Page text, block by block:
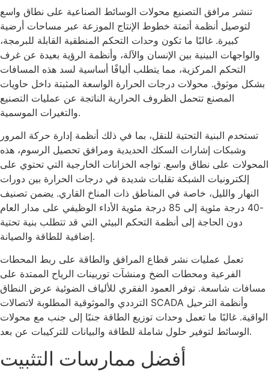
تنشر مرافق التصنيع محولات الوسائط الصناعية على نطاق واسع
لتوصيل أنظمة أتمتة خطوط الإنتاج الموزعة عبر مساحات أرضية
كبيرة. غالبًا ما تكون وحدات التحكم المنطقية القابلة للبرمجة،
والواجهات البينية بين الإنسان والآلة، وأنظمة الرؤية بعيدة عن غرف
التحكم المركزية، مما يتطلب أليافًا أساسية لسد هذه المسافات
بشكل موثوق. محولات درجات الحرارة الواسعة المثبتة داخل حاويات
المصنع تتحمل الظروف الحرارية الناتجة عن عمليات التصنيع
والتغيرات الموسمية.
تستخدم البنية التحتية للنقل، بما في ذلك أنظمة إدارة حركة المرور
وشبكات إشارات السكك الحديدية ومرافق تحصيل الرسوم، هذه
المحولات على نطاق واسع. تواجه الخزانات الخارجية التي تحتوي على
إلكترونيات الشبكة تقلبات شديدة في درجات الحرارة بين دورات
النهار والليل، خاصة في المناطق ذات المناخ القاري. يضمن تصنيف
-40 درجة مئوية إلى 85 درجة مئوية الأداء الوظيفي على مدار العام
دون الحاجة إلى أنظمة التحكم البيئي التي قد تتطلب بنية تحتية
إضافية للطاقة والصيانة.
تعمل عمليات نشر قطاع المرافق والطاقة على ربط المحطات
الفرعية ومحطات الضخ ومنشآت توربينات الرياح الممتدة على
مسافات شاسعة. توفر العمود الفقري للألياف الضوئية عرض النطاق
الترددي والموثوقية المطلوبة لاتصالات SCADA وأنظمة الترحيل
الواقية. غالبًا ما تعمل وحدات توزيع الطاقة جنبًا إلى جنب مع محولات
الوسائط لتوفير حلول شاملة للطاقة والبيانات للتركيبات عن بعد.
أفضل ممارسات التثبيت